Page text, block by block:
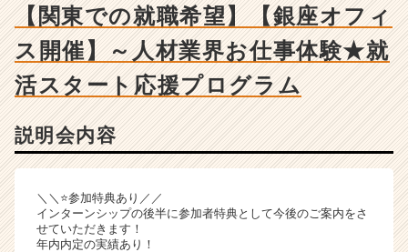
か
ら
ス
カ
ウ
活
サ
イ
【関東での就職希望】【銀座オフィ
ス開催】～人材業界お仕事体験★就
活スタート応援プログラム
説明会内容
＼＼⭐参加特典あり／／
インターンシップの後半に参加者特典として今後のご案内をさ
せていただきます！
年内内定の実績あり！